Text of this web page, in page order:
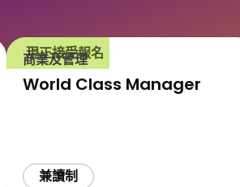
現正接受報名
商業及管理
World Class Manager
兼讀制